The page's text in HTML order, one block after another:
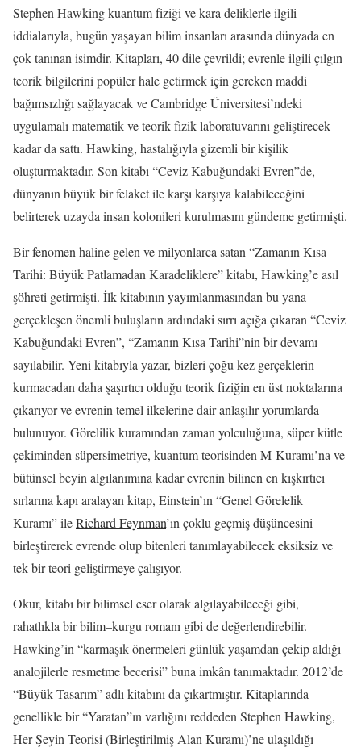
Stephen Hawking kuantum fiziği ve kara deliklerle ilgili
iddialarıyla, bugün yaşayan bilim insanları arasında dünyada en
çok tanınan isimdir. Kitapları, 40 dile çevrildi; evrenle ilgili çılgın
teorik bilgilerini popüler hale getirmek için gereken maddi
bağımsızlığı sağlayacak ve Cambridge Üniversitesi’ndeki
uygulamalı matematik ve teorik fizik laboratuvarını geliştirecek
kadar da sattı. Hawking, hastalığıyla gizemli bir kişilik
oluşturmaktadır. Son kitabı “Ceviz Kabuğundaki Evren”de,
dünyanın büyük bir felaket ile karşı karşıya kalabileceğini
belirterek uzayda insan kolonileri kurulmasını gündeme getirmişti.
Bir fenomen haline gelen ve milyonlarca satan “Zamanın Kısa
Tarihi: Büyük Patlamadan Karadeliklere” kitabı, Hawking’e asıl
şöhreti getirmişti. İlk kitabının yayımlanmasından bu yana
gerçekleşen önemli buluşların ardındaki sırrı açığa çıkaran “Ceviz
Kabuğundaki Evren”, “Zamanın Kısa Tarihi”nin bir devamı
sayılabilir. Yeni kitabıyla yazar, bizleri çoğu kez gerçeklerin
kurmacadan daha şaşırtıcı olduğu teorik fiziğin en üst noktalarına
çıkarıyor ve evrenin temel ilkelerine dair anlaşılır yorumlarda
bulunuyor. Görelilik kuramından zaman yolculuğuna, süper kütle
çekiminden süpersimetriye, kuantum teorisinden M-Kuramı’na ve
bütünsel beyin algılanımına kadar evrenin bilinen en kışkırtıcı
sırlarına kapı aralayan kitap, Einstein’ın “Genel Görelelik
Kuramı” ileRichard Feynman’ın çoklu geçmiş düşüncesini
birleştirerek evrende olup bitenleri tanımlayabilecek eksiksiz ve
tek bir teori geliştirmeye çalışıyor.
Okur, kitabı bir bilimsel eser olarak algılayabileceği gibi,
rahatlıkla bir bilim–kurgu romanı gibi de değerlendirebilir.
Hawking’in “karmaşık önermeleri günlük yaşamdan çekip aldığı
analojilerle resmetme becerisi” buna imkân tanımaktadır. 2012’de
“Büyük Tasarım” adlı kitabını da çıkartmıştır. Kitaplarında
genellikle bir “Yaratan”ın varlığını reddeden Stephen Hawking,
Her Şeyin Teorisi (Birleştirilmiş Alan Kuramı)’ne ulaşıldığı